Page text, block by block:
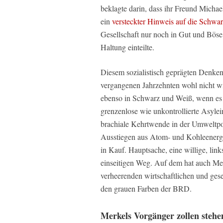
beklagte darin, dass ihr Freund
ein versteckter Hinweis auf die
Gesellschaft nur noch in Gut und
Haltung einteilte.
Diesem sozialistisch geprägten
vergangenen Jahrzehnten wohl nicht
ebenso in Schwarz und Weiß, wenn
grenzenlose wie unkontrollierte
brachiale Kehrtwende in der
Ausstiegen aus Atom- und
in Kauf. Hauptsache, eine willige,
einseitigen Weg. Auf dem hat auch
verheerenden wirtschaftlichen und
den grauen Farben der BRD.
Merkels Vorgänger zollen